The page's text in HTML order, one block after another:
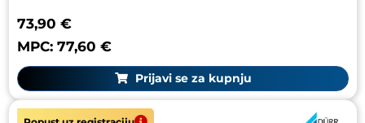
73,90 €
MPC: 77,60 €
Prijavi se za kupnju